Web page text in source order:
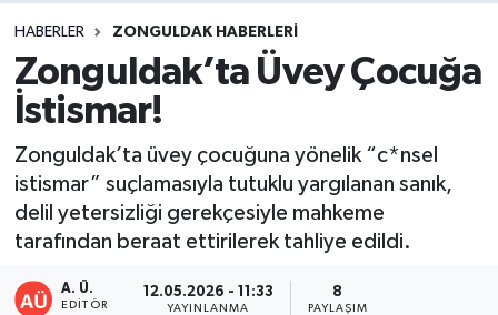
HABERLER ZONGULDAK HABERLERI
Zonguldak’ta Üvey Çocuğa
İstismar!
Zonguldak’ta üvey çocuğuna yönelik “c*nsel
istismar” suçlamasıyla tutuklu yargılanan sanık,
delil yetersizliği gerekçesiyle mahkeme
tarafından beraat ettirilerek tahliye edildi.
A. Ü.
EDITÖR
12.05.2026 - 11:33
YAYINLANMA
8
PAYLAŞIM
DEVREK
DÜZCE
EREĞLİ
GÖKÇEBEY